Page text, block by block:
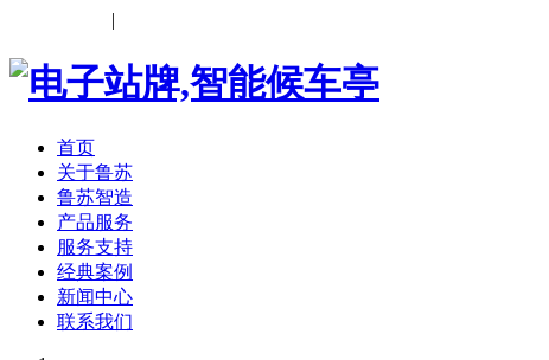
|
首页
关于鲁苏
鲁苏智造
产品服务
服务支持
经典案例
新闻中心
联系我们